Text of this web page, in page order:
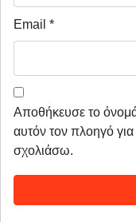
Email *
Αποθήκευσε το
αυτόν τον πλοηγό
σχολιάσω.